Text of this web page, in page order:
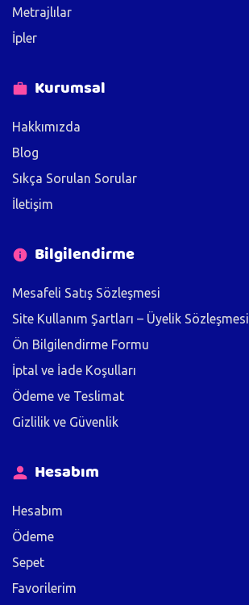
Metrajlılar
İpler
Kurumsal
Hakkımızda
Blog
Sıkça Sorulan Sorular
İletişim
Bilgilendirme
Mesafeli Satış Sözleşmesi
Site Kullanım Şartları – Üyelik Sözleşmesi
Ön Bilgilendirme Formu
İptal ve İade Koşulları
Ödeme ve Teslimat
Gizlilik ve Güvenlik
Hesabım
Hesabım
Ödeme
Sepet
Favorilerim